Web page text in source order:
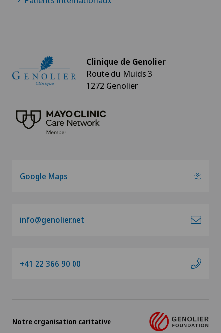
Clinique de Genolier
Route du Muids 3
1272 Genolier
Google Maps
info@genolier.net
+41 22 366 90 00
Notre organisation caritative